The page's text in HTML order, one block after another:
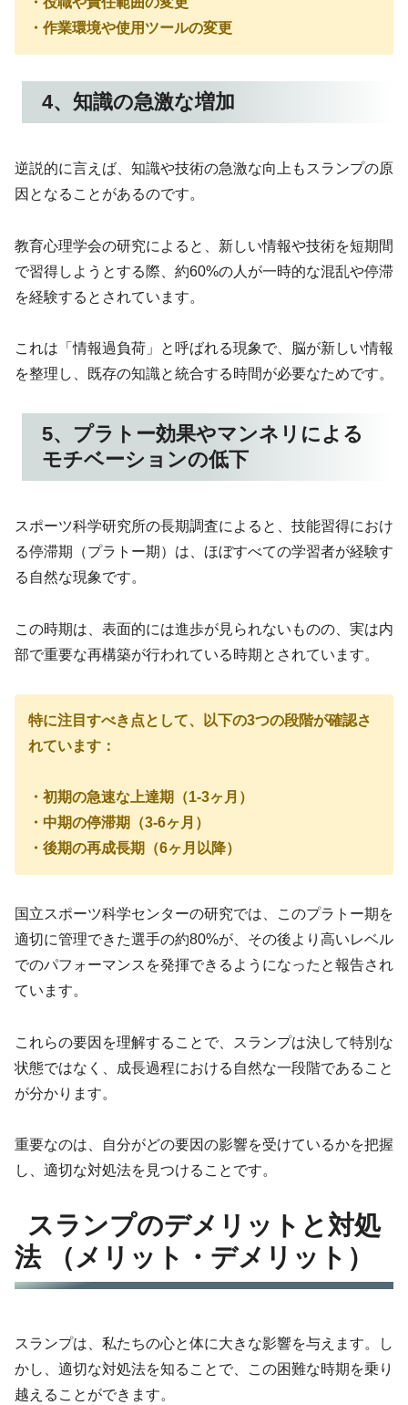
・作業環境や使用ツールの変更
4、知識の急激な増加
逆説的に言えば、知識や技術の急激な向上もスランプの原
因となることがあるのです。
教育心理学会の研究によると、新しい情報や技術を短期間
で習得しようとする際、約60%の人が一時的な混乱や停滞
を経験するとされています。
これは「情報過負荷」と呼ばれる現象で、脳が新しい情報
を整理し、既存の知識と統合する時間が必要なためです。
5、プラトー効果やマンネリによる
モチベーションの低下
スポーツ科学研究所の長期調査によると、技能習得におけ
る停滞期（プラトー期）は、ほぼすべての学習者が経験す
る自然な現象です。
この時期は、表面的には進歩が見られないものの、実は内
部で重要な再構築が行われている時期とされています。
特に注目すべき点として、以下の3つの段階が確認さ
れています：
・初期の急速な上達期（1-3ヶ月）
・中期の停滞期（3-6ヶ月）
・後期の再成長期（6ヶ月以降）
国立スポーツ科学センターの研究では、このプラトー期を
適切に管理できた選手の約80%が、その後より高いレベル
でのパフォーマンスを発揮できるようになったと報告され
ています。
これらの要因を理解することで、スランプは決して特別な
状態ではなく、成長過程における自然な一段階であること
が分かります。
重要なのは、自分がどの要因の影響を受けているかを把握
し、適切な対処法を見つけることです。
スランプのデメリットと対処
法 （メリット・デメリット）
スランプは、私たちの心と体に大きな影響を与えます。し
かし、適切な対処法を知ることで、この困難な時期を乗り
越えることができます。